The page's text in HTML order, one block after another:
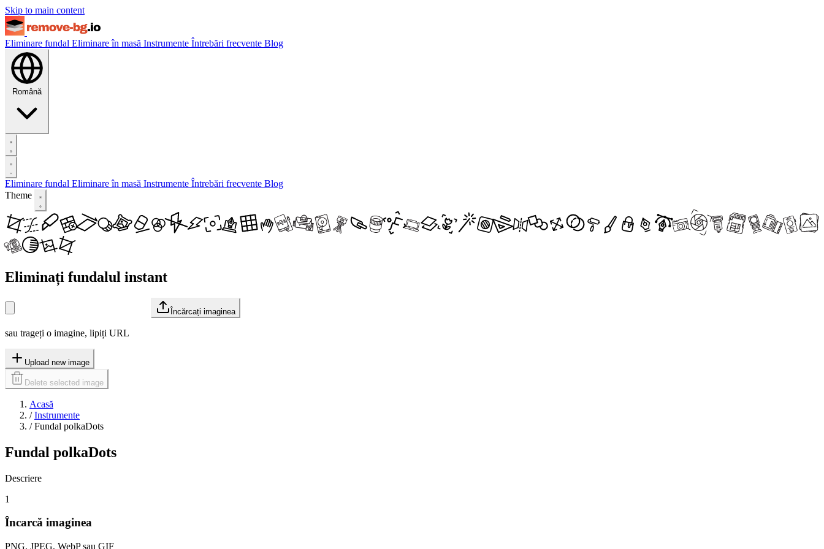
Skip to main content
Eliminare fundal Eliminare în masă Instrumente Întrebări frecvente Blog
Română
Eliminare fundal Eliminare în masă Instrumente Întrebări frecvente Blog
Theme
Eliminați fundalul instant
Încărcați imaginea
sau trageți o imagine, lipiți URL
Upload new image
Delete selected image
Acasă
/ Instrumente
/ Fundal polkaDots
Fundal polkaDots
Descriere
1
Încarcă imaginea
PNG, JPEG, WebP sau GIF